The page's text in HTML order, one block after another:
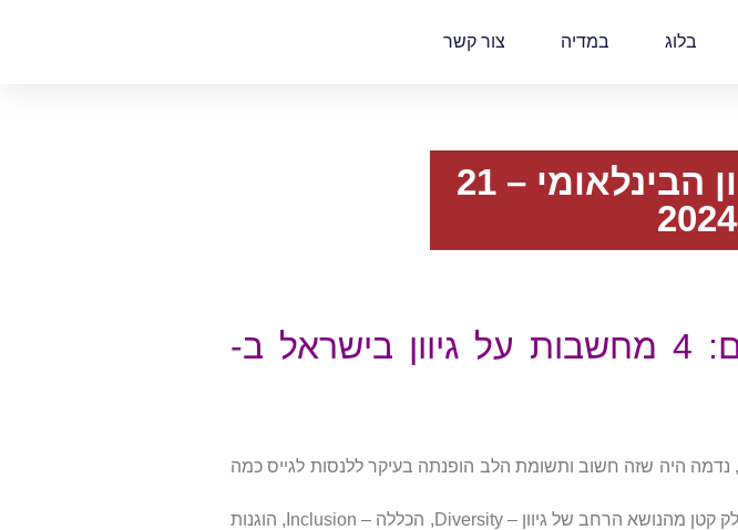
בלוג במדיה צור קשר
מחשבות ליום הגיוון הבינלאומי – 21
לכבוד יום הגיוון העולמי שמצוין היום: 4 מחשבות על גיוון בישראל ב-
נדמה היה שזה חשוב ותשומת הלב הופנתה בעיקר ללנסות לגייס כמה
fast forward להיום: עדיין חשוב לגוון ועדיין צריך לעבוד בזה אבל זה רק חלק קטן מהנושא הרחב של גיוון – Diversity, הכללה – Inclusion, הוגנות